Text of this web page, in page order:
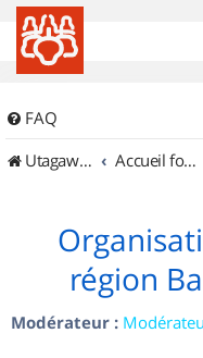
FAQ
UtagawaVTT (Randos VTT et VTTAE avec traces GPS)
Accueil forum
région
Modérateur :